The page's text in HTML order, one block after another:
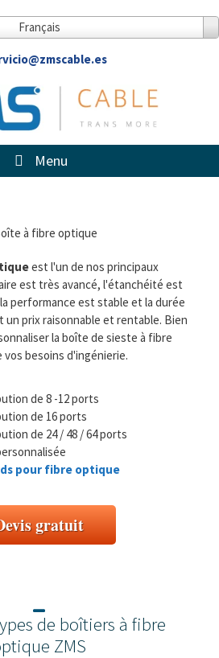
Français
Menu
est l'un de nos principaux
est très avancé, l'étanchéité est
performance est stable et la durée
un prix raisonnable et rentable. Bien
la boîte de sieste à fibre
besoins d'ingénierie.
de 8 -12 ports
de 16 ports
de 24 / 48 / 64 ports
pour fibre optique
gratuit
de boîtiers à fibre
ZMS